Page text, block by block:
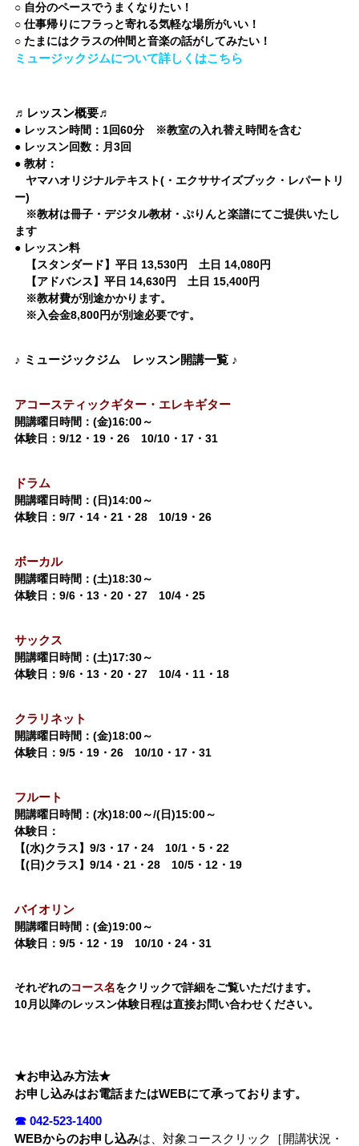
○ 自分のペースでうまくなりたい！
○ 仕事帰りにフラっと寄れる気軽な場所がいい！
○ たまにはクラスの仲間と音楽の話がしてみたい！
ミュージックジムについて詳しくはこちら
♬レッスン概要♬
● レッスン時間：1回60分 ※教室の入れ替え時間を含む
● レッスン回数：月3回
● 教材：
ヤマハオリジナルテキスト(・エクササイズブック・レパートリ
ー)
※教材は冊子・デジタル教材・ぷりんと楽譜にてご提供いたし
ます
● レッスン料
【スタンダード】平日 13,530円 土日 14,080円
【アドバンス】平日 14,630円 土日 15,400円
※教材費が別途かかります。
※入会金8,800円が別途必要です。
♪ ミュージックジム レッスン開講一覧 ♪
アコースティックギター・ エレキギター
開講曜日時間：(金)16:00～
体験日：9/12・19・26 10/10・17・31
ドラム
開講曜日時間：(日)14:00～
体験日：9/7・14・21・28 10/19・26
ボーカル
開講曜日時間：(土)18:30～
体験日：9/6・13・20・27 10/4・25
サックス
開講曜日時間：(土)17:30～
体験日：9/6・13・20・27 10/4・11・18
クラリネット
開講曜日時間：(金)18:00～
体験日：9/5・19・26 10/10・17・31
フルート
開講曜日時間：(水)18:00～/(日)15:00～
体験日：
【(水)クラス】9/3・17・24 10/1・5・22
【(日)クラス】9/14・21・28 10/5・12・19
バイオリン
開講曜日時間：(金)19:00～
体験日：9/5・12・19 10/10・24・31
それぞれのコース名をクリックで詳細をご覧いただけます。
10月以降のレッスン体験日程は直接お問い合わせください。
★お申込み方法★
お申し込みはお電話またはWEBにて承っております。
☎ 042-523-1400
WEBからのお申し込みは、対象コースクリック［開講状況・